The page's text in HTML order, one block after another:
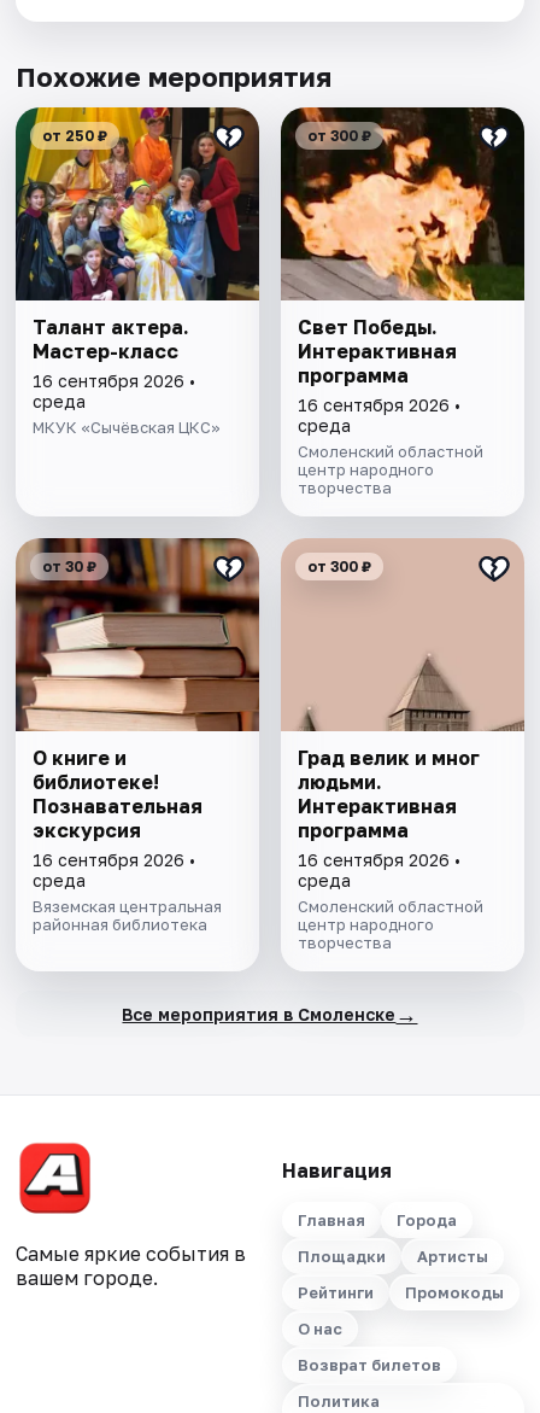
Похожие мероприятия
от 250 ₽
Талант актера.
Мастер-класс
16 сентября 2026 •
среда
МКУК «Сычёвская ЦКС»
от 300 ₽
Свет Победы.
Интерактивная
программа
16 сентября 2026 •
среда
Смоленский областной
центр народного
творчества
от 30 ₽
О книге и
библиотеке!
Познавательная
экскурсия
16 сентября 2026 •
среда
Вяземская центральная
районная библиотека
от 300 ₽
Град велик и мног
людьми.
Интерактивная
программа
16 сентября 2026 •
среда
Смоленский областной
центр народного
творчества
Все мероприятия в Смоленске →
Самые яркие события в
вашем городе.
Навигация
Главная
Города
Площадки
Артисты
Рейтинги
Промокоды
О нас
Возврат билетов
Политика